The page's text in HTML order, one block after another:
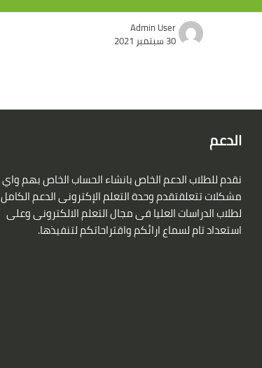
Admin User
30 سبتمبر 2021
الدعم
نقدم للطلاب الدعم الخاص بانشاء الحساب الخاص بهم واي
مشكلات تتعلقتقدم وحدة التعلم الإكترونى الدعم الكامل
لطلاب الدراسات العليا فى مجال التعلم الالكترونى وعلى
استعداد تام لسماع ارائكم واقتراحاتكم لتنفيذها.